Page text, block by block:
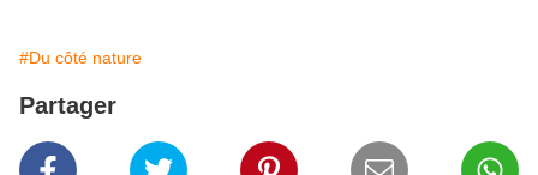
#Du côté nature
Partager